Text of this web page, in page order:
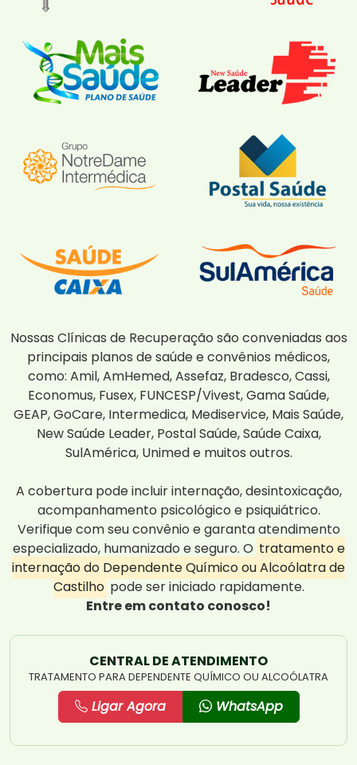
Nossas Clínicas de Recuperação são conveniadas aos
principais planos de saúde e convênios médicos,
como: Amil, AmHemed, Assefaz, Bradesco, Cassi,
Economus, Fusex, FUNCESP/Vivest, Gama Saúde,
GEAP, GoCare, Intermedica, Mediservice, Mais Saúde,
New Saúde Leader, Postal Saúde, Saúde Caixa,
SulAmérica, Unimed e muitos outros.
A cobertura pode incluir internação, desintoxicação,
acompanhamento psicológico e psiquiátrico.
Verifique com seu convênio e garanta atendimento
especializado, humanizado e seguro. O tratamento e
internação do Dependente Químico ou Alcoólatra de
Castilho pode ser iniciado rapidamente.
Entre em contato conosco!
CENTRAL DE ATENDIMENTO
TRATAMENTO PARA DEPENDENTE QUÍMICO OU ALCOÓLATRA
Ligar Agora WhatsApp